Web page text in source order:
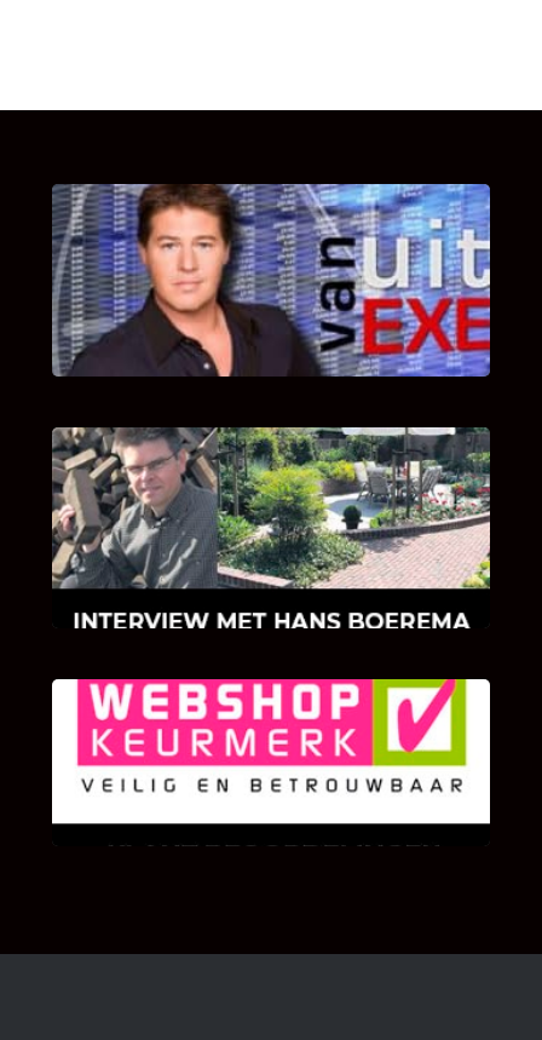
UITSTEL VAN EXECUTIE
Bekijk hier de fragmenten van de deelname
van Bricks and Stones aan dit programma.
INTERVIEW MET HANS BOEREMA
Hoe Bricks and Stones ontstaan is en wat
Hans Boerema motiveert in de wereld van
klinkers en tegels!
KLANT BEOORDELINGEN
We zijn er zeer op gesteld om te weten wat u
als klant van ons en onze diensten vindt.